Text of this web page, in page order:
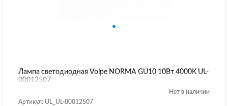
Лампа светодиодная Volpe NORMA GU10 10Вт 4000K UL-
00012507
Нет в наличии
Артикул: UL_UL-00012507